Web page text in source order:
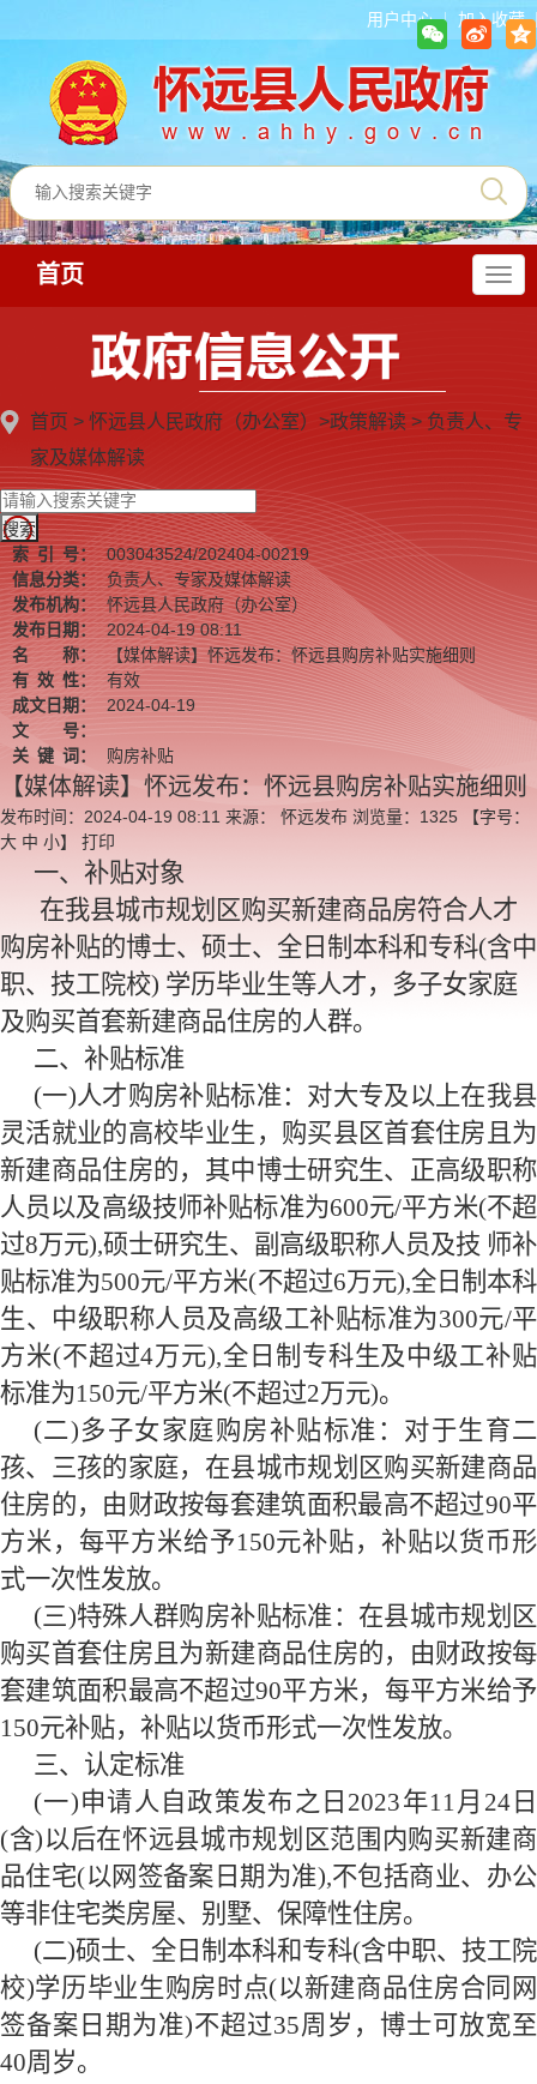
用户中心 加入收藏
导
航
首页
首页 > 怀远县人民政府（办公室） >政策解读 > 负责人、专
家及媒体解读
索 引 号：
003043524/202404-00219
信息分类： 负责人、专家及媒体解读
发布机构： 怀远县人民政府（办公室）
发布日期： 2024-04-19 08:11
名 称：
【媒体解读】怀远发布：怀远县购房补贴实施细则
有 效 性：
有效
成文日期：
2024-04-19
文 号：
关 键 词： 购房补贴
【媒体解读】怀远发布：怀远县购房补贴实施细则
发布时间：2024-04-19 08:11 来源： 怀远发布 浏览量： 1325
【字号：
大 中 小】 打印
一、补贴对象
在我县城市规划区购买新建商品房符合人才
购房补贴的博士、硕士、全日制本科和专科(含中
职、技工院校) 学历毕业生等人才，多子女家庭
及购买首套新建商品住房的人群。
二、补贴标准
(一)人才购房补贴标准： 对大专及以上在我县
灵活就业的高校毕业生，购买县区首套住房且为
新建商品住房的，其中博士研究生、正高级职称
人员以及高级技师补贴标准为600元/平方米(不超
过8万元),硕士研究生、副高级职称人员及技 师补
贴标准为500元/平方米(不超过6万元),全日制本科
生、中级职称人员及高级工补贴标准为300元/平
方米(不超过4万元),全日制专科生及中级工补贴
标准为150元/平方米(不超过2万元)。
(二)多子女家庭购房补贴标准： 对于生育二
孩、三孩的家庭，在县城市规划区购买新建商品
住房的，由财政按每套建筑面积最高不超过90平
方米，每平方米给予150元补贴，补贴以货币形
式一次性发放。
(三)特殊人群购房补贴标准： 在县城市规划区
购买首套住房且为新建商品住房的，由财政按每
套建筑面积最高不超过90平方米，每平方米给予
150元补贴，补贴以货币形式一次性发放。
三、认定标准
(一)申请人自政策发布之日 2023年11月 24日
(含)以后在怀远县城市规划区范围内购买新建商
品住宅(以网签备案日期为准),不包括商业、办公
等非住宅类房屋、别墅、保障性住房。
(二)硕士、全日制本科和专科(含中职、技工院
校)学历毕业生购房时点(以新建商品住房合同网
签备案日期为准)不超过35周岁，博士可放宽至
40周岁。